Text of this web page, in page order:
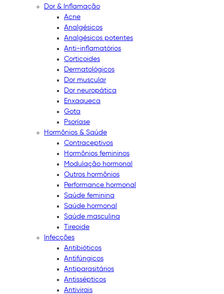
Dor & Inflamação
Acne
Analgésicos
Analgésicos potentes
Anti-inflamatórios
Corticoides
Dermatológicos
Dor muscular
Dor neuropática
Enxaqueca
Gota
Psoríase
Hormônios & Saúde
Contraceptivos
Hormônios femininos
Modulação hormonal
Outros hormônios
Performance hormonal
Saúde feminina
Saúde hormonal
Saúde masculina
Tireoide
Infecções
Antibióticos
Antifúngicos
Antiparasitários
Antissépticos
Antivirais